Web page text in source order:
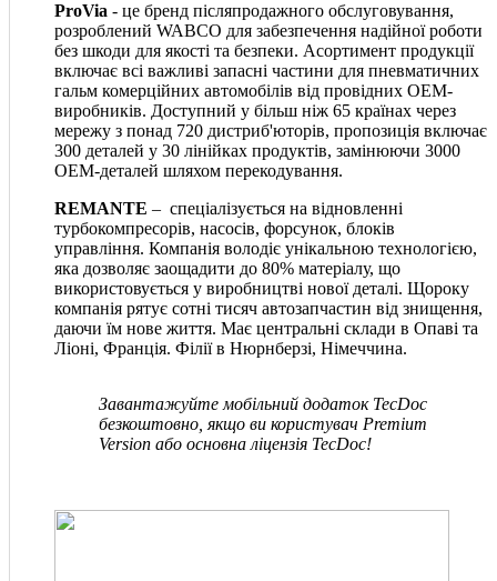
ProVia - це бренд післяпродажного обслуговування,
розроблений WABCO для забезпечення надійної роботи
без шкоди для якості та безпеки. Асортимент продукції
включає всі важливі запасні частини для пневматичних
гальм комерційних автомобілів від провідних OEM-
виробників. Доступний у більш ніж 65 країнах через
мережу з понад 720 дистриб'юторів, пропозиція включає
300 деталей у 30 лінійках продуктів, замінюючи 3000
OEM-деталей шляхом перекодування.
REMANTE – спеціалізується на відновленні
турбокомпресорів, насосів, форсунок, блоків
управління. Компанія володіє унікальною технологією,
яка дозволяє заощадити до 80% матеріалу, що
використовується у виробництві нової деталі. Щороку
компанія рятує сотні тисяч автозапчастин від знищення,
даючи їм нове життя. Має центральні склади в Опаві та
Ліоні, Франція. Філії в Нюрнберзі, Німеччина.
Завантажуйте мобільний додаток TecDoc
безкоштовно, якщо ви користувач Premium
Version або основна ліцензія TecDoc!